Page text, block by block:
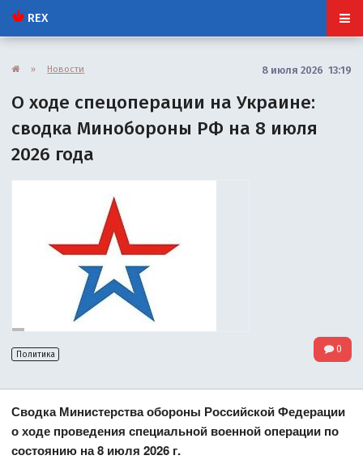
REX
» Новости 8 июля 2026 13:19
О ходе спецоперации на Украине:
сводка Минобороны РФ на 8 июля
2026 года
Политика 0
Сводка Министерства обороны Российской Федерации
о ходе проведения специальной военной операции по
состоянию на 8 июля 2026 г.